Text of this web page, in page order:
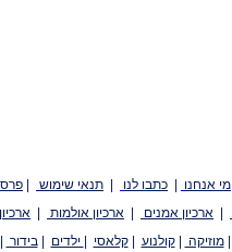
מי אנחנו כתבו לנו תנאי שימוש
ארכיון אמנים ארכיון אולמות
|מוזיקה |קולנוע |קלאסי ילדים |בידור